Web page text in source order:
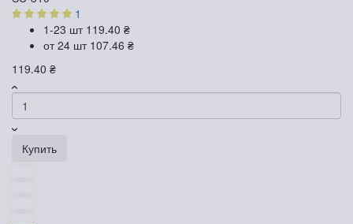
1
1-23 шт 119.40 ₴
от 24 шт 107.46 ₴
119.40 ₴
Купить